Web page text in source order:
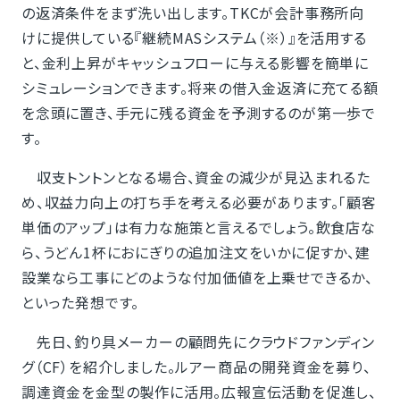
の返済条件をまず洗い出します。TKCが会計事務所向
けに提供している『継続MASシステム（※）』を活用する
と、金利上昇がキャッシュフローに与える影響を簡単に
シミュレーションできます。将来の借入金返済に充てる額
を念頭に置き、手元に残る資金を予測するのが第一歩で
す。
収支トントンとなる場合、資金の減少が見込まれるた
め、収益力向上の打ち手を考える必要があります。「顧客
単価のアップ」は有力な施策と言えるでしょう。飲食店な
ら、うどん1杯におにぎりの追加注文をいかに促すか、建
設業なら工事にどのような付加価値を上乗せできるか、
といった発想です。
先日、釣り具メーカーの顧問先にクラウドファンディン
グ（CF）を紹介しました。ルアー商品の開発資金を募り、
調達資金を金型の製作に活用。広報宣伝活動を促進し、